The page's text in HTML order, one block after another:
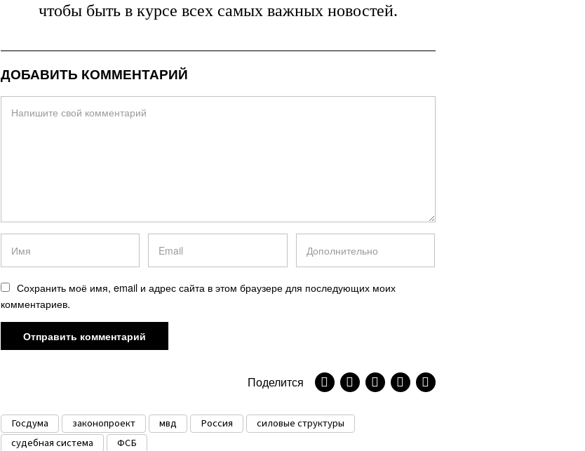
чтобы быть в курсе всех самых важных новостей.
ДОБАВИТЬ КОММЕНТАРИЙ
Сохранить моё имя, email и адрес сайта в этом браузере для последующих моих
комментариев.
Поделится
Госдума законопроект мвд Россия
силовые структуры
судебная система
ФСБ